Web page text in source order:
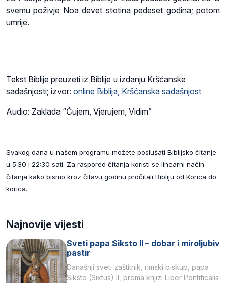
svemu poživje Noa devet stotina pedeset godina; potom
umrije.
Tekst Biblije preuzeti iz Biblije u izdanju Kršćanske
sadašnjosti; izvor: online Biblija, Kršćanska sadašnjost
Audio: Zaklada “Čujem, Vjerujem, Vidim”
Svakog dana u našem programu možete poslušati Biblijsko čitanje
u 5:30 i 22:30 sati. Za raspored čitanja koristi se linearni način
čitanja kako bismo kroz čitavu godinu pročitali Bibliju od Korica do
korica.
Najnovije vijesti
Sveti papa Siksto II – dobar i miroljubiv
pastir
Današnji sveti zaštitnik, rimski biskup, papa
Siksto (Sixtus) II, prema knjizi Liber Pontificalis